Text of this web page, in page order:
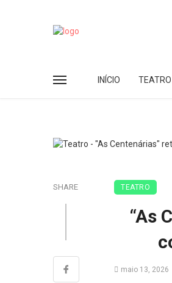
INÍCIO TEATRO
SHARE TEATRO
“As
maio 13, 2026